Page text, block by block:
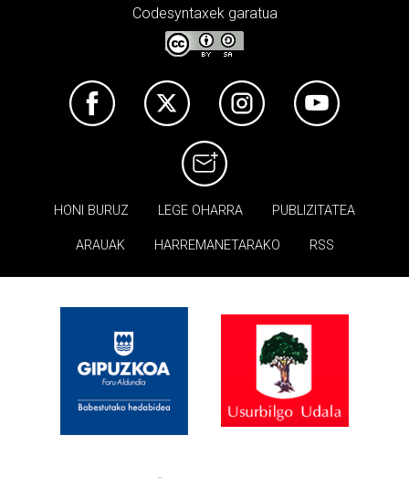
Codesyntaxek garatua
HONI BURUZ LEGE OHARRA PUBLIZITATEA
ARAUAK HARREMANETARAKO RSS